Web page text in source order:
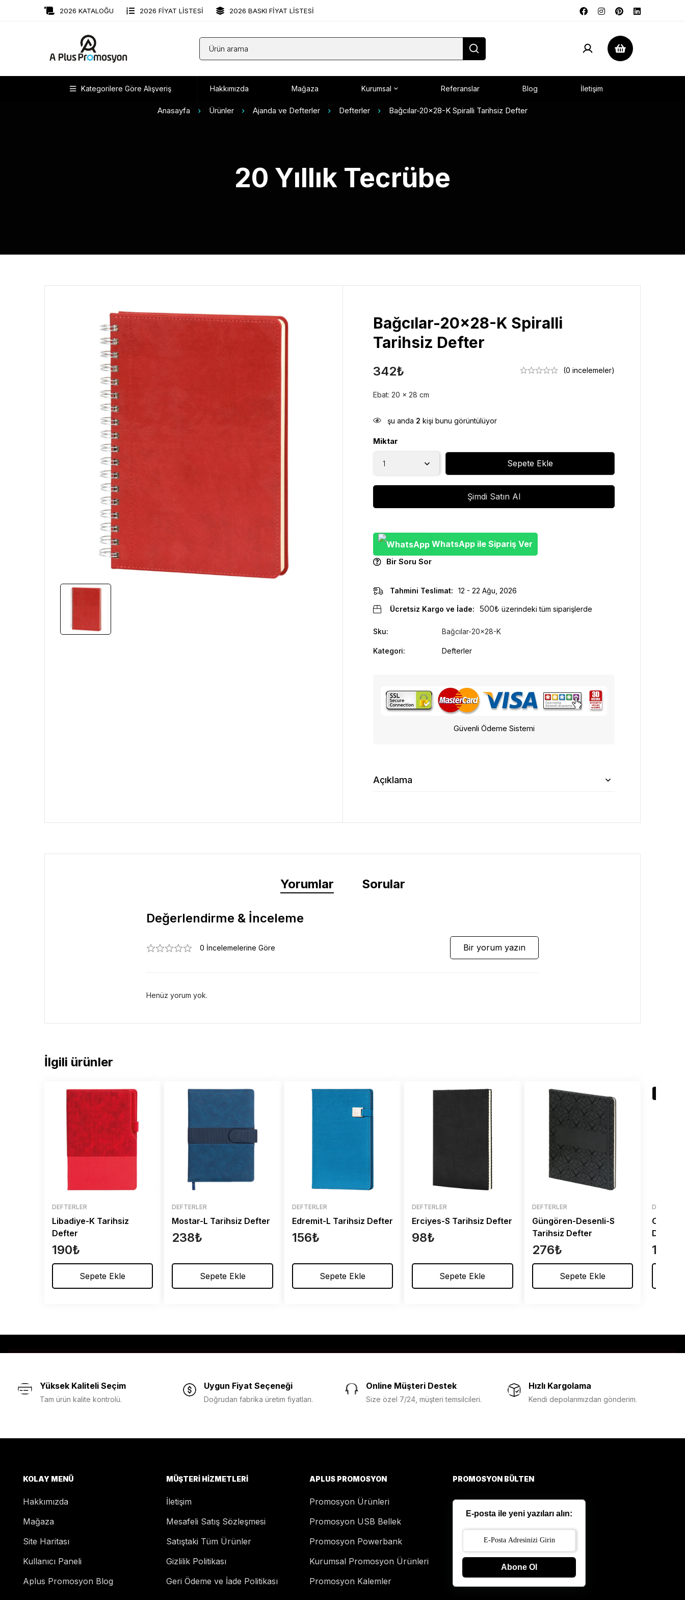
2026 KATALOĞU 2026 FİYAT LİSTESİ 2026 BASKI FİYAT LİSTESİ
Kategorilere Göre Alışveriş Hakkımızda Mağaza Kurumsal Referanslar Blog İletişim
Anasayfa Ürünler Ajanda ve Defterler Defterler Bağcılar-20x28-K Spiralli Tarihsiz Defter
20 Yıllık Tecrübe
Bağcılar-20×28-K Spiralli
Tarihsiz Defter
342₺ (0 incelemeler)
Ebat: 20 x 28 cm
şu anda 2 kişi bunu görüntülüyor
Miktar
Sepete Ekle
Şimdi Satın Al
WhatsApp ile Sipariş Ver
Bir Soru Sor
Tahmini Teslimat: 12 - 22 Ağu, 2026
Ücretsiz Kargo ve İade: 500₺ üzerindeki tüm siparişlerde
Sku: Bağcılar-20x28-K
Kategori: Defterler
Güvenli Ödeme Sistemi
Açıklama
Yorumlar Sorular
Değerlendirme & İnceleme
0 İncelemelerine Göre Bir yorum yazın
Henüz yorum yok.
İlgili ürünler
DEFTERLER
Libadiye-K Tarihsiz
Defter
190₺
Sepete Ekle
DEFTERLER
Mostar-L Tarihsiz Defter
238₺
Sepete Ekle
DEFTERLER
Edremit-L Tarihsiz Defter
156₺
Sepete Ekle
DEFTERLER
Erciyes-S Tarihsiz Defter
98₺
Sepete Ekle
DEFTERLER
Güngören-Desenli-S
Tarihsiz Defter
276₺
Sepete Ekle
Defter
194
Yüksek Kaliteli Seçim
Tam ürün kalite kontrolü.
Uygun Fiyat Seçeneği
Doğrudan fabrika üretim fiyatları.
Online Müşteri Destek
Size özel 7/24, müşteri temsilcileri.
Hızlı Kargolama
Kendi depolarımızdan gönderim.
KOLAY MENÜ
Hakkımızda
Mağaza
Site Haritası
Kullanıcı Paneli
Aplus Promosyon Blog
MÜŞTERI HIZMETLERI
İletişim
Mesafeli Satış Sözleşmesi
Satıştaki Tüm Ürünler
Gizlilik Politikası
Geri Ödeme ve İade Politikası
APLUS PROMOSYON
Promosyon Ürünleri
Promosyon USB Bellek
Promosyon Powerbank
Kurumsal Promosyon Ürünleri
Promosyon Kalemler
PROMOSYON BÜLTEN
E-posta ile yeni yazıları alın:
Abone Ol